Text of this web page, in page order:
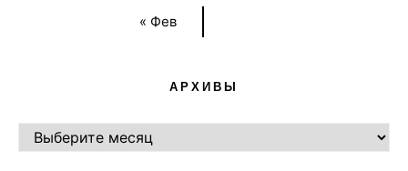
« Фев
АРХИВЫ